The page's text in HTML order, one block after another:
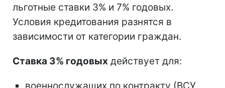
льготные ставки 3% и 7% годовых.
Условия кредитования разнятся в
зависимости от категории граждан.
Ставка 3% годовых действует для:
военнослужащих по контракту (ВСУ,